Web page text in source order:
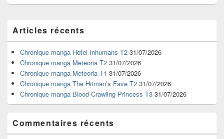
principale
de
widget
pour
barre
latérale
Articles récents
Chronique manga Hotel Inhumans T2 31/07/2026
Chronique manga Meteoria T2 31/07/2026
Chronique manga Meteoria T1 31/07/2026
Chronique manga The Hitman’s Fave T2 31/07/2026
Chronique manga Blood-Crawling Princess T3 31/07/2026
Commentaires récents